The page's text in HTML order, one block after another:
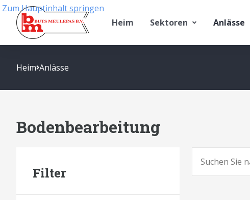
Zum Hauptinhalt springen
Heim
Sektoren Anlässe
Heim Anlässe
Bodenbearbeitung
Filter Suchen